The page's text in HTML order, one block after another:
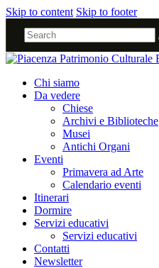
Skip to content Skip to footer
Chi siamo
Da vedere
Chiese
Archivi e Biblioteche
Musei
Antichi Organi
Eventi
Primavera ad Arte
Calendario eventi
Itinerari
Dormire
Servizi educativi
Servizi educativi
Contatti
Newsletter